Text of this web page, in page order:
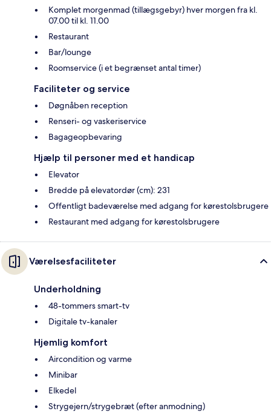
Komplet morgenmad (tillægsgebyr) hver morgen fra kl.
07.00 til kl. 11.00
Restaurant
Bar/lounge
Roomservice (i et begrænset antal timer)
Faciliteter og service
Døgnåben reception
Renseri- og vaskeriservice
Bagageopbevaring
Hjælp til personer med et handicap
Elevator
Bredde på elevatordør (cm): 231
Offentligt badeværelse med adgang for kørestolsbrugere
Restaurant med adgang for kørestolsbrugere
Værelsesfaciliteter
Underholdning
48-tommers smart-tv
Digitale tv-kanaler
Hjemlig komfort
Aircondition og varme
Minibar
Elkedel
Strygejern/strygebræt (efter anmodning)